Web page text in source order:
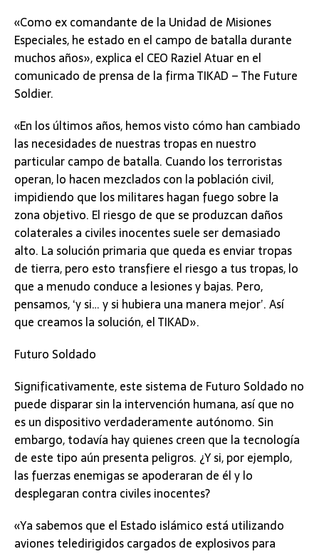
«Como ex comandante de la Unidad de Misiones
Especiales, he estado en el campo de batalla durante
muchos años», explica el CEO Raziel Atuar en el
comunicado de prensa de la firma TIKAD – The Future
Soldier.
«En los últimos años, hemos visto cómo han cambiado
las necesidades de nuestras tropas en nuestro
particular campo de batalla. Cuando los terroristas
operan, lo hacen mezclados con la población civil,
impidiendo que los militares hagan fuego sobre la
zona objetivo. El riesgo de que se produzcan daños
colaterales a civiles inocentes suele ser demasiado
alto. La solución primaria que queda es enviar tropas
de tierra, pero esto transfiere el riesgo a tus tropas, lo
que a menudo conduce a lesiones y bajas. Pero,
pensamos, ‘y si… y si hubiera una manera mejor’. Así
que creamos la solución, el TIKAD».
Futuro Soldado
Significativamente, este sistema de Futuro Soldado no
puede disparar sin la intervención humana, así que no
es un dispositivo verdaderamente autónomo. Sin
embargo, todavía hay quienes creen que la tecnología
de este tipo aún presenta peligros. ¿Y si, por ejemplo,
las fuerzas enemigas se apoderaran de él y lo
desplegaran contra civiles inocentes?
«Ya sabemos que el Estado islámico está utilizando
aviones teledirigidos cargados de explosivos para